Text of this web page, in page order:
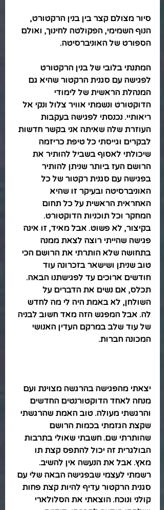
סיור מצולם קצר בין בנין הרקטורט,
הנוף השמימי, הפקולטה לחינוך, ואולם
הספורט של האוניברסיטה.
המתנתי בלובי של בנין הרקטורט
לפגישה עם סגנית הרקטור שהיא גם
המנהלת הראשית של לימודי
הדוקטורט ונשמתי אוויר צלול ונקי אל
ריאותיי. נכנסתי לפגישה בעקבות
העוזרת שלה שאיתה אני בקשר חדשות
לבקרים וגייסתי כל טיפת כריזמה
שיכולתי לאסוף בשביל להותיר את
הרושם העז ביותר שניתן להותיר
בפגישה עם סגנית רקטור של כל
האוניברסיטה ובעיקר זו שהיא
האחראית הראשית על כל תחום
המחקר וכל תוכניות הדוקטורט.
בקיצור, לא פשוט. אבל מאיד, זו אינה
פגישה שהייתי רוצה לצאת ממנה
בתחושה שלא הותרתי את הרושם הכי
טוב שניתן ושישאר בזכרונה עוד
חודשים ארוכים עד לפגישתנו הבאה.
תכלס, אם נשים את הדברים על
השולחן, לא באמת היה לי מה לחדש
לה. אבל המפגש הזה מאד חשוב לבניה
של עוד שלב במרקם העדין האנושי
המכונה חברות.
יצאתי מהפגישה בהרגשה מצוינת ועם
מנחה לאחד הדוקטורנטים החדשים
והרגשתי מעולה. טוב האמת שהרגשתי
שקצת הגזמתי בכמות הרושם
שהותרתי שם. חשבתי שאולי בתרבות
הבולגרית זה יכול להתפס קצת תו
מאץ. אבל את הנעשה אין להשיב.
רשמתי לעצמי שבפגישה הבאה שלי עם
סגנית הרקטור עדיף להיות קצת פחות
קולני ונוכח. הוצאתי את הסלולארי